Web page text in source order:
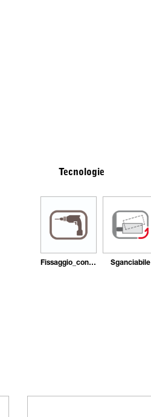
Tecnologie
Fissaggio_con_tasselli Sganciabile